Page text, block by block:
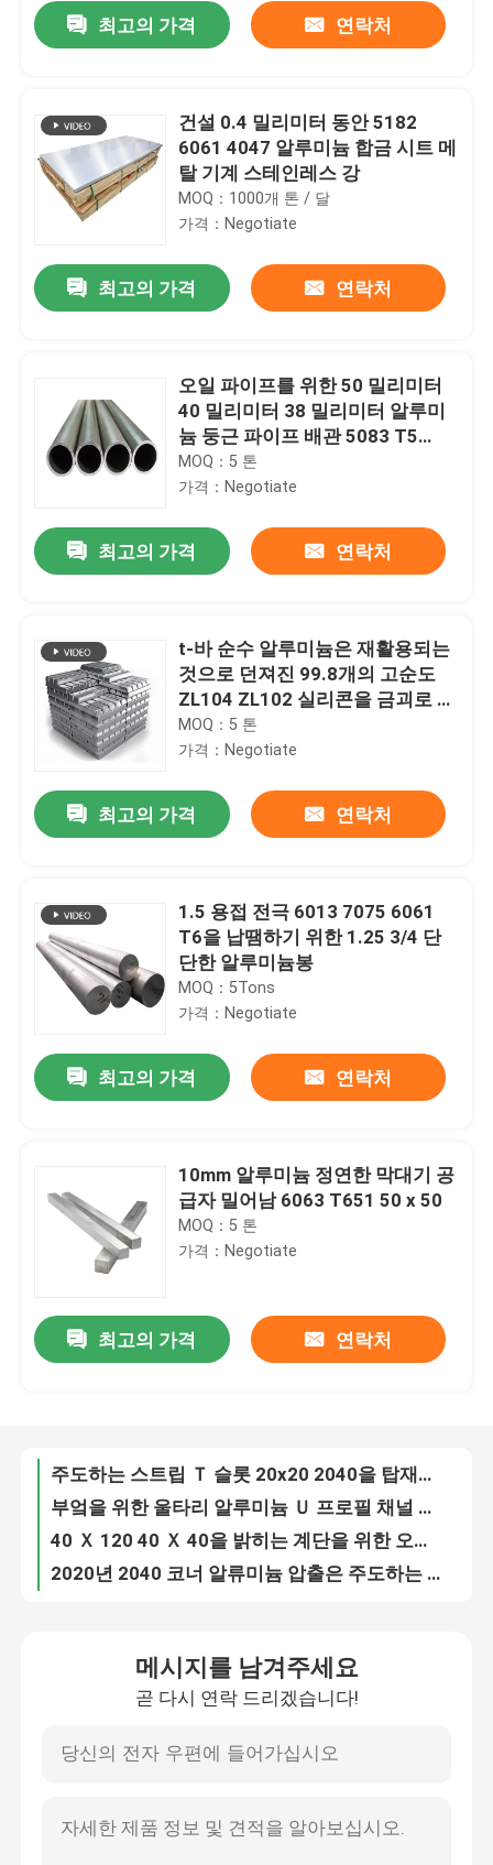
동영상
공장 투어
품질 관리
압연 다듬질 알루미늄 코일
최고의 가격 연락처
건설 0.4 밀리미터 동안 5182
6061 4047 알루미늄 합금 시트 메
탈 기계 스테인레스 강
MOQ：1000개 톤 / 달
가격：Negotiate
최고의 가격 연락처
오일 파이프를 위한 50 밀리미터
40 밀리미터 38 밀리미터 알루미
늄 둥근 파이프 배관 5083 T5
7075 T6 플랜지
MOQ：5 톤
가격：Negotiate
최고의 가격 연락처
t-바 순수 알루미늄은 재활용되는
것으로 던져진 99.8개의 고순도
ZL104 ZL102 실리콘을 금괴로 만
듭니다
MOQ：5 톤
가격：Negotiate
최고의 가격 연락처
1.5 용접 전극 6013 7075 6061
T6을 납땜하기 위한 1.25 3/4 단
단한 알루미늄봉
MOQ：5Tons
가격：Negotiate
최고의 가격 연락처
10mm 알루미늄 정연한 막대기 공
급자 밀어남 6063 T651 50 x 50
MOQ：5 톤
가격：Negotiate
최고의 가격 연락처
건축학 알류미늄 압출은 유럽 표준 채널 레터 명부 구부릴 수 있는 1515년을 돋보이게 합니다
알루미늄 미닫이 문 트랙 프로파일 구축은 사설 고문단에 대해 이끌리는 것으로 점등됩니다
알루미늄 건식 벽체는 담쟁이 등으로 덮인 정자 40x40mm 40x60 40x80을 위한 주도하는 채널 압출 기계를 돋보이게 합니다
3030 2020 4040 2040 t-슬롯 알루미늄 프로파일 구축 프레임 의상 바닥 90 급
메시지를 남겨주세요
곧 다시 연락 드리겠습니다!